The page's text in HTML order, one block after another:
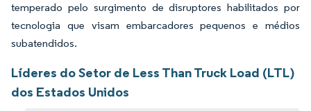
temperado pelo surgimento de disruptores habilitados por
tecnologia que visam embarcadores pequenos e médios
subatendidos.
Líderes do Setor de Less Than Truck Load (LTL)
dos Estados Unidos